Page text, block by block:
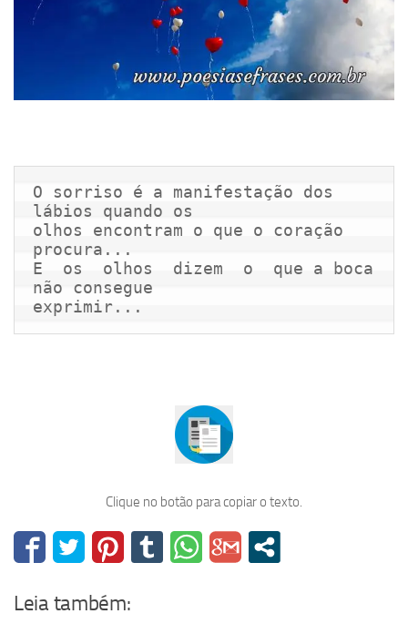
O sorriso é a manifestação dos
lábios quando os
olhos encontram o que o coração
procura...
E  os  olhos  dizem  o  que a boca
não consegue
exprimir...
Clique no botão para copiar o texto.
Leia também: